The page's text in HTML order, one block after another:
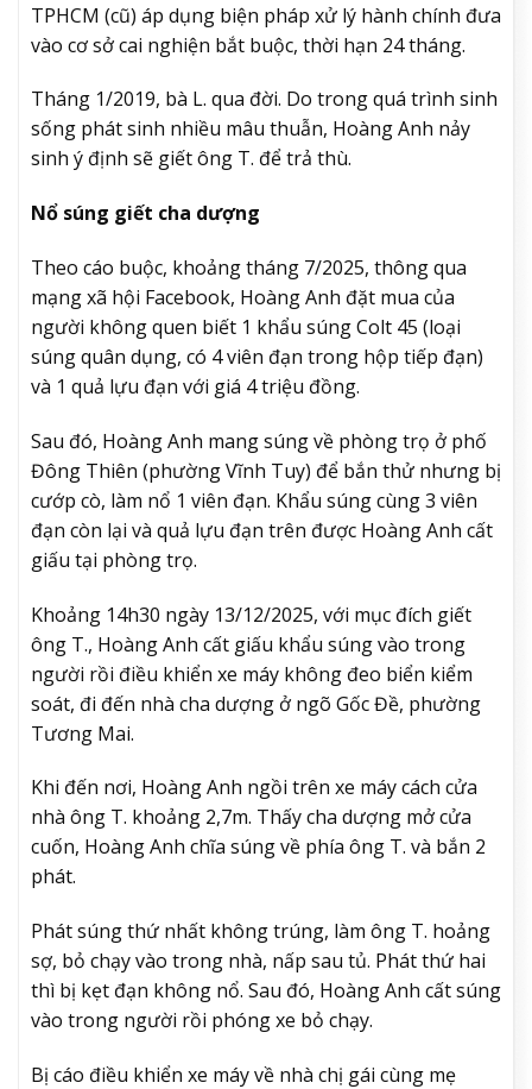
TPHCM (cũ) áp dụng biện pháp xử lý hành chính đưa
vào cơ sở cai nghiện bắt buộc, thời hạn 24 tháng.
Tháng 1/2019, bà L. qua đời. Do trong quá trình sinh
sống phát sinh nhiều mâu thuẫn, Hoàng Anh nảy
sinh ý định sẽ giết ông T. để trả thù.
Nổ súng giết cha dượng
Theo cáo buộc, khoảng tháng 7/2025, thông qua
mạng xã hội Facebook, Hoàng Anh đặt mua của
người không quen biết 1 khẩu súng Colt 45 (loại
súng quân dụng, có 4 viên đạn trong hộp tiếp đạn)
và 1 quả lựu đạn với giá 4 triệu đồng.
Sau đó, Hoàng Anh mang súng về phòng trọ ở phố
Đông Thiên (phường Vĩnh Tuy) để bắn thử nhưng bị
cướp cò, làm nổ 1 viên đạn. Khẩu súng cùng 3 viên
đạn còn lại và quả lựu đạn trên được Hoàng Anh cất
giấu tại phòng trọ.
Khoảng 14h30 ngày 13/12/2025, với mục đích giết
ông T., Hoàng Anh cất giấu khẩu súng vào trong
người rồi điều khiển xe máy không đeo biển kiểm
soát, đi đến nhà cha dượng ở ngõ Gốc Đề, phường
Tương Mai.
Khi đến nơi, Hoàng Anh ngồi trên xe máy cách cửa
nhà ông T. khoảng 2,7m. Thấy cha dượng mở cửa
cuốn, Hoàng Anh chĩa súng về phía ông T. và bắn 2
phát.
Phát súng thứ nhất không trúng, làm ông T. hoảng
sợ, bỏ chạy vào trong nhà, nấp sau tủ. Phát thứ hai
thì bị kẹt đạn không nổ. Sau đó, Hoàng Anh cất súng
vào trong người rồi phóng xe bỏ chạy.
Bị cáo điều khiển xe máy về nhà chị gái cùng mẹ